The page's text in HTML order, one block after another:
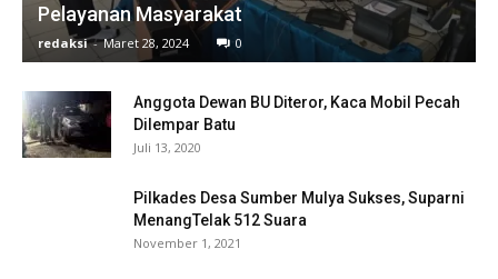
Pelayanan Masyarakat
redaksi - Maret 28, 2024 0
Anggota Dewan BU Diteror, Kaca Mobil Pecah
Dilempar Batu
Juli 13, 2020
Pilkades Desa Sumber Mulya Sukses, Suparni
MenangTelak 512 Suara
November 1, 2021